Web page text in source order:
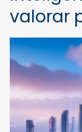
valorar